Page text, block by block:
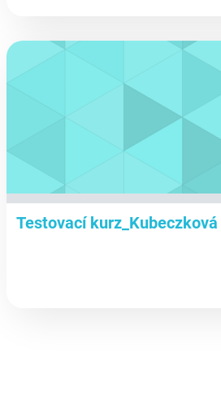
aa
Testovací kurz_Kubeczková